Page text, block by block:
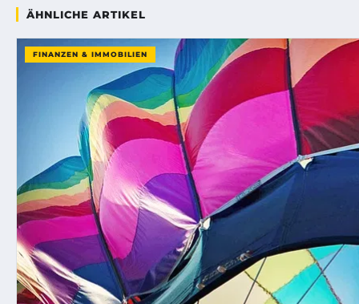
ÄHNLICHE ARTIKEL
FINANZEN & IMMOBILIEN